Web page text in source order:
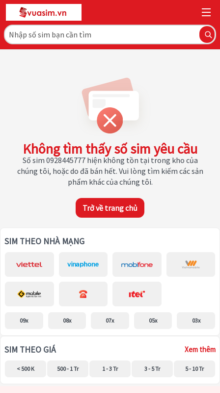
Không tìm thấy số sim yêu cầu
Số sim 0928445777 hiện không tồn tại trong kho của
chúng tôi, hoặc do đã bán hết. Vui lòng tìm kiếm các sản
phẩm khác của chúng tôi.
Trở về trang chủ
SIM THEO NHÀ MẠNG
09x 08x 07x 05x 03x
SIM THEO GIÁ Xem thêm
< 500 K 500 - 1 Tr 1 - 3 Tr 3 - 5 Tr 5 - 10 Tr